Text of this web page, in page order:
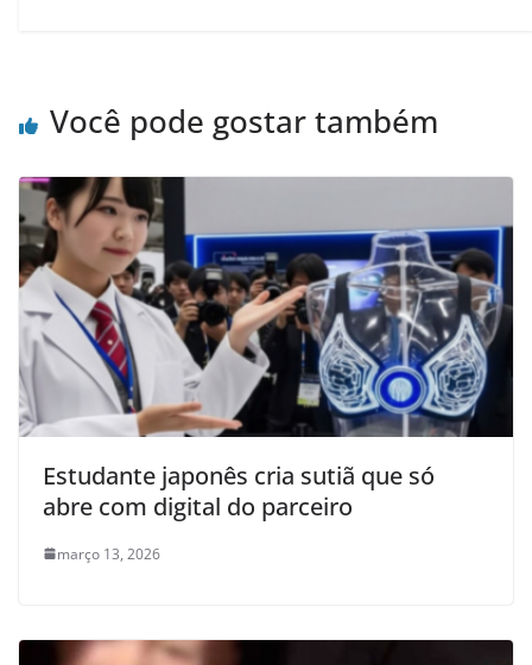
Você pode gostar também
Estudante japonês cria sutiã que só
abre com digital do parceiro
março 13, 2026